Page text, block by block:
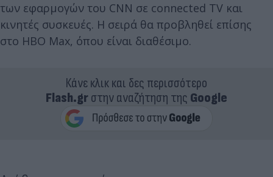
των εφαρμογών του CNN σε connected TV και
κινητές συσκευές. Η σειρά θα προβληθεί επίσης
στο HBO Max, όπου είναι διαθέσιμο.
Κάνε κλικ και δες περισσότερο
Flash.grστην αναζήτηση της Google